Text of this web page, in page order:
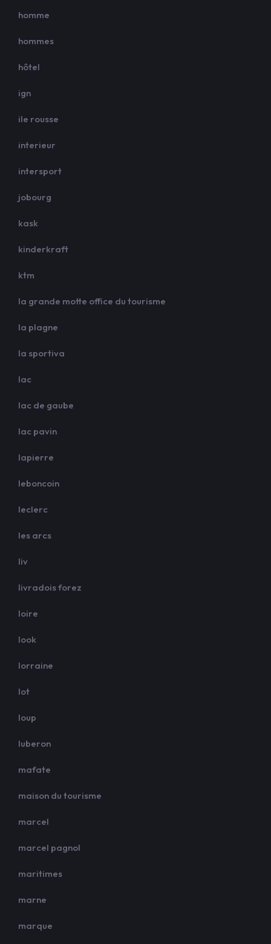
homme
hommes
hôtel
ign
ile rousse
interieur
intersport
jobourg
kask
kinderkraft
ktm
la grande motte office du tourisme
la plagne
la sportiva
lac
lac de gaube
lac pavin
lapierre
leboncoin
leclerc
les arcs
liv
livradois forez
loire
look
lorraine
lot
loup
luberon
mafate
maison du tourisme
marcel
marcel pagnol
maritimes
marne
marque